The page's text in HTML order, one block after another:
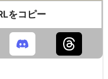
をコピー